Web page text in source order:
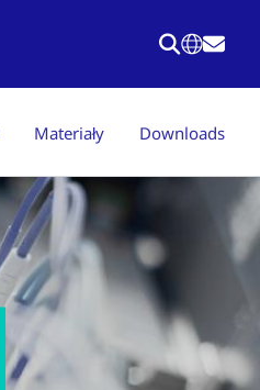
Materiały Downloads